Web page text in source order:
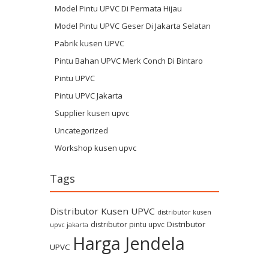
Model Pintu UPVC Di Permata Hijau
Model Pintu UPVC Geser Di Jakarta Selatan
Pabrik kusen UPVC
Pintu Bahan UPVC Merk Conch Di Bintaro
Pintu UPVC
Pintu UPVC Jakarta
Supplier kusen upvc
Uncategorized
Workshop kusen upvc
Tags
Distributor Kusen UPVC distributor kusen
upvc jakarta distributor pintu upvc Distributor
UPVC Harga Jendela